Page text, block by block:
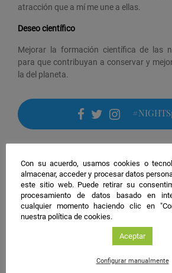
atracción que a mí me une a ellas.
Deseo científico
Mejorar la formación científica de las
para que contribuyan a conservar y
la del planeta.
facebook
twitter
instagram
Con su acuerdo, usamos cookies o
almacenar, acceder y procesar datos
este sitio web. Puede retirar su
procesamiento de datos basado en
cualquier momento haciendo clic en
nuestra política de cookies.
Aceptar
Configurar manualmente